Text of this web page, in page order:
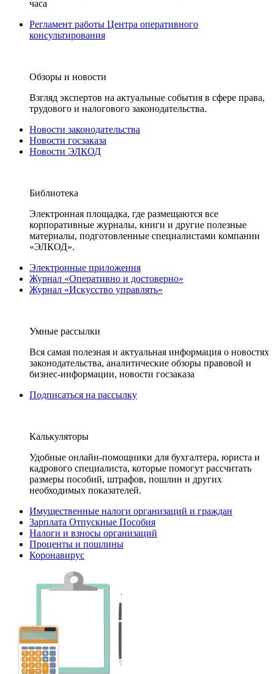
часа
Регламент работы Центра оперативного
консультирования
Обзоры и новости
Взгляд экспертов на актуальные события в сфере права,
трудового и налогового законодательства.
Новости законодательства
Новости госзаказа
Новости ЭЛКОД
Библиотека
Электронная площадка, где размещаются все
корпоративные журналы, книги и другие полезные
материалы, подготовленные специалистами компании
«ЭЛКОД».
Электронные приложения
Журнал «Оперативно и достоверно»
Журнал «Искусство управлять»
Умные рассылки
Вся самая полезная и актуальная информация о новостях
законодательства, аналитические обзоры правовой и
бизнес-информации, новости госзаказа
Подписаться на рассылку
Калькуляторы
Удобные онлайн-помощники для бухгалтера, юриста и
кадрового специалиста, которые помогут рассчитать
размеры пособий, штрафов, пошлин и других
необходимых показателей.
Имущественные налоги организаций и граждан
Зарплата Отпускные Пособия
Налоги и взносы организаций
Проценты и пошлины
Коронавирус